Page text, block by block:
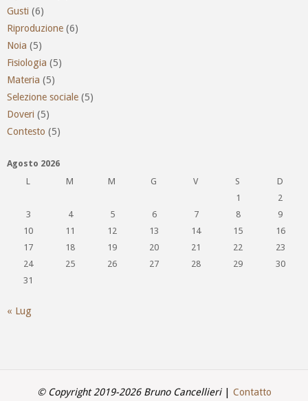
Gusti (6)
Riproduzione (6)
Noia (5)
Fisiologia (5)
Materia (5)
Selezione sociale (5)
Doveri (5)
Contesto (5)
Agosto 2026
L
M M G V S
D
1
2
3
4 5 6 7 8
9
10
11 12 13 14 15
16
17
18 19 20 21 22
23
24
25 26 27 28 29
30
31
« Lug
© Copyright 2019-2026 Bruno Cancellieri| Contatto